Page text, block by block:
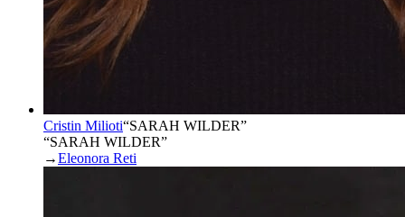
Cristin Milioti“SARAH WILDER”
“SARAH WILDER”
→Eleonora Reti